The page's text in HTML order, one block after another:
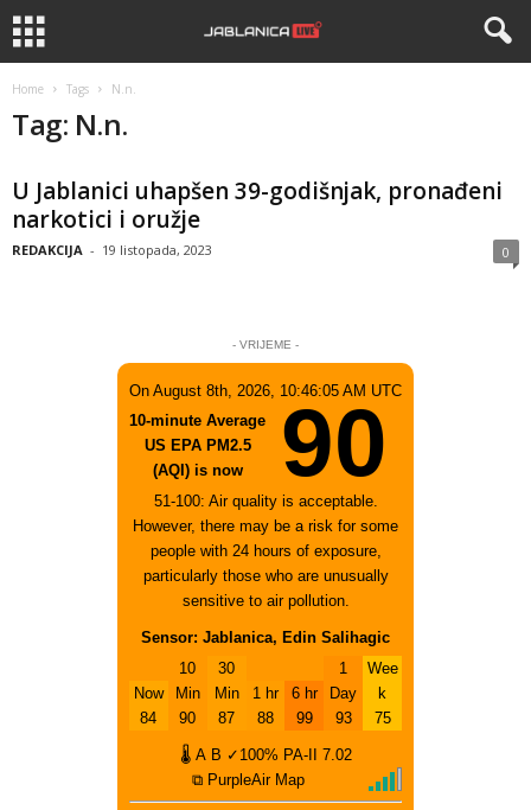
Home Tags N.n.
Tag: N.n.
U Jablanici uhapšen 39-godišnjak, pronađeni
narkotici i oružje
REDAKCIJA - 19 listopada, 2023 0
- VRIJEME -
On August 8th, 2026, 10:46:05 AM UTC
10-minute Average
US EPA PM2.5
(AQI) is now
90
51-100: Air quality is acceptable.
However, there may be a risk for some
people with 24 hours of exposure,
particularly those who are unusually
sensitive to air pollution.
Sensor: Jablanica, Edin Salihagic
Now
84
10
Min
90
30
Min
87
1 hr
88
6 hr
99
1
Day
93
Wee
k
75
🌡 A B ✓100% PA-II
7.02
⧉ PurpleAir Map